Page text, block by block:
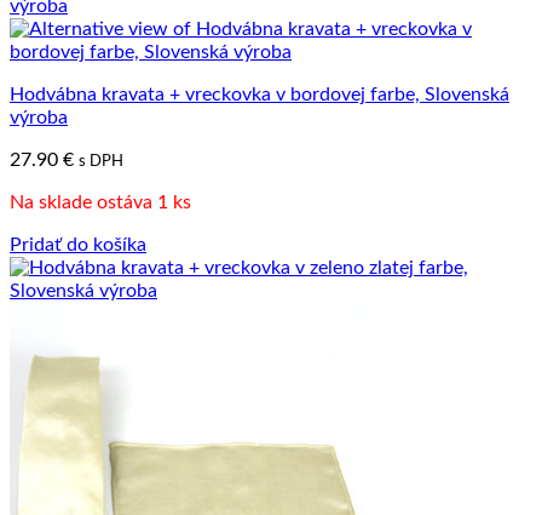
Hodvábna kravata + vreckovka v bordovej farbe, Slovenská
výroba
27.90 € s DPH
Na sklade ostáva 1 ks
Pridať do košíka